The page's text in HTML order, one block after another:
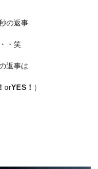
の返事
・笑
返事は
orYES！ ）